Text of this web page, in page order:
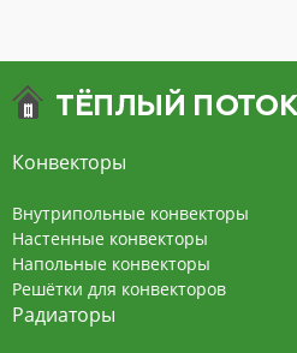
Конвекторы
Внутрипольные конвекторы
Настенные конвекторы
Напольные конвекторы
Решётки для конвекторов
Радиаторы